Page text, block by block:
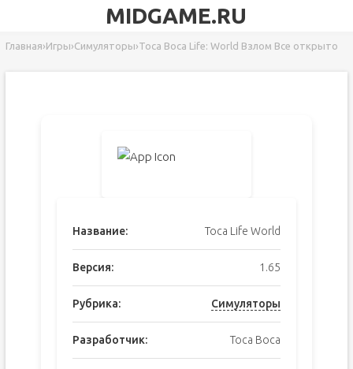
MIDGAME.RU
Главная›Игры›Симуляторы›Toca Boca Life: World Взлом Все открыто
Название: Toca Life World
Версия: 1.65
Рубрика: Симуляторы
Разработчик: Toca Boca